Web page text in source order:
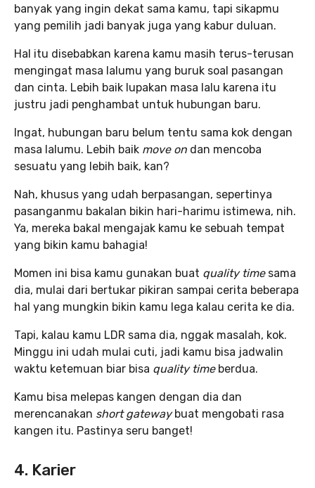
banyak yang ingin dekat sama kamu, tapi sikapmu
yang pemilih jadi banyak juga yang kabur duluan.
Hal itu disebabkan karena kamu masih terus-terusan
mengingat masa lalumu yang buruk soal pasangan
dan cinta. Lebih baik lupakan masa lalu karena itu
justru jadi penghambat untuk hubungan baru.
Ingat, hubungan baru belum tentu sama kok dengan
masa lalumu. Lebih baik move on dan mencoba
sesuatu yang lebih baik, kan?
Nah, khusus yang udah berpasangan, sepertinya
pasanganmu bakalan bikin hari-harimu istimewa, nih.
Ya, mereka bakal mengajak kamu ke sebuah tempat
yang bikin kamu bahagia!
Momen ini bisa kamu gunakan buat quality time sama
dia, mulai dari bertukar pikiran sampai cerita beberapa
hal yang mungkin bikin kamu lega kalau cerita ke dia.
Tapi, kalau kamu LDR sama dia, nggak masalah, kok.
Minggu ini udah mulai cuti, jadi kamu bisa jadwalin
waktu ketemuan biar bisa quality time berdua.
Kamu bisa melepas kangen dengan dia dan
merencanakan short gatewaybuat mengobati rasa
kangen itu. Pastinya seru banget!
4. Karier